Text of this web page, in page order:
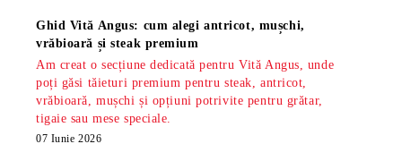
Ghid Vită Angus: cum alegi antricot, mușchi,
vrăbioară și steak premium
Am creat o secțiune dedicată pentru Vită Angus, unde
poți găsi tăieturi premium pentru steak, antricot,
vrăbioară, mușchi și opțiuni potrivite pentru grătar,
tigaie sau mese speciale.
07 Iunie 2026